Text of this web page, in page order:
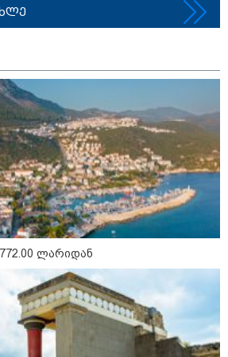
ლარიდან
თბილისი - ბუდაპეშტი 940.80
ლარიდან
ლარიდან